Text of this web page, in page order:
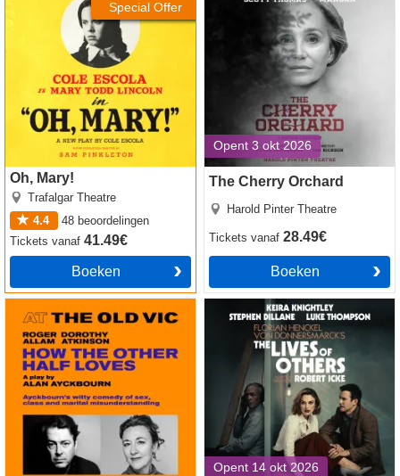
Special Offer
Oh, Mary!
Trafalgar Theatre
4.4
48 beoordelingen
Tickets vanaf 41.49€
Boeken
Opent 3 okt 2026
The Cherry Orchard
Harold Pinter Theatre
Ticketsvanaf28.49€
Boeken
tickets
Opent 14 okt 2026
The Lives of Others tickets